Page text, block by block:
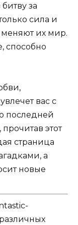
за
сила и
меняют их мир.
способно
вас с
последней
этот
страница
а
новые